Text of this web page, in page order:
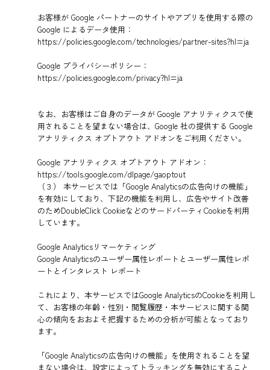
お客様が Google パートナーのサイトやアプリを使用する際の
Google によるデータ使用：
https://policies.google.com/technologies/partner-sites?hl=ja
Google プライバシーポリシー：
https://policies.google.com/privacy?hl=ja
なお、お客様はご自身のデータが Google アナリティクスで使
用されることを望まない場合は、Google 社の提供する Google
アナリティクス オプトアウト アドオンをご利用ください。
Google アナリティクス オプトアウト アドオン：
https://tools.google.com/dlpage/gaoptout
（３） 本サービスでは「Google Analyticsの広告向けの機能」
を有効にしており、下記の機能を利用し、広告やサイト改善
のためDoubleClick CookieなどのサードパーティCookieを利用
しています。
Google Analyticsリマーケティング
Google Analyticsのユーザー属性レポートとユーザー属性レポ
ートとインタレスト レポート
これにより、本サービスではGoogle AnalyticsのCookieを利用し
て、お客様の年齢・性別・閲覧履歴・本サービスに関する関
心の傾向をおおよそ把握するための分析が可能となっており
ます。
「Google Analyticsの広告向けの機能」を使用されることを望
まない場合は、設定によってトラッキングを無効にすること